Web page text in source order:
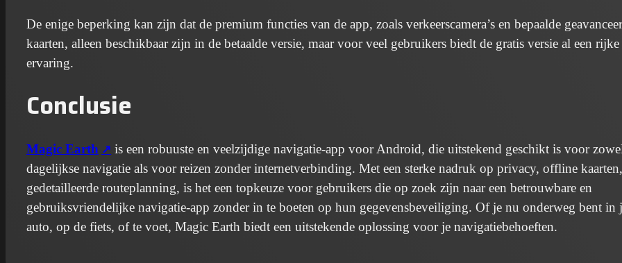
De enige beperking kan zijn dat de premium functies van de app, zoals verkeerscamera’s en bepaalde
kaarten, alleen beschikbaar zijn in de betaalde versie, maar voor veel gebruikers biedt de gratis versie al een rijke
ervaring.
Conclusie
Magic Earth
is een robuuste en veelzijdige navigatie-app voor Android, die uitstekend geschikt is voor
dagelijkse navigatie als voor reizen zonder internetverbinding. Met een sterke nadruk op privacy, offline
gedetailleerde routeplanning, is het een topkeuze voor gebruikers die op zoek zijn naar een betrouwbare en
gebruiksvriendelijke navigatie-app zonder in te boeten op hun gegevensbeveiliging. Of je nu onderweg bent in
auto, op de fiets, of te voet, Magic Earth biedt een uitstekende oplossing voor je navigatiebehoeften.